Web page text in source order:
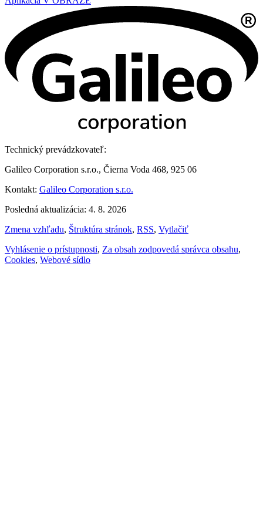
Technický prevádzkovateľ:
Galileo Corporation s.r.o., Čierna Voda 468, 925 06
Kontakt: Galileo Corporation s.r.o.
Posledná aktualizácia: 4. 8. 2026
Zmena vzhľadu, Štruktúra stránok, RSS, Vytlačiť
Vyhlásenie o prístupnosti, Za obsah zodpovedá správca obsahu,
Cookies, Webové sídlo